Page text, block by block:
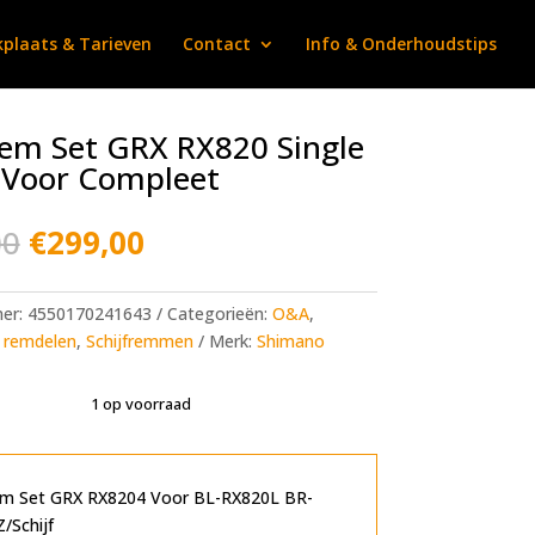
& Tarieven Contact Info & Onderhoudstips
Set GRX RX820 Single
Compleet
Oorspronkelijke
prijs
was:
€338,00.
€299,00Huidige
is:
€299,00.
4550170241643 Categorieën: O&A,
, Schijfremmen Merk: Shimano
1 op voorraad
l
t
Set GRX RX8204 Voor BL-RX820L BR-
Schijf